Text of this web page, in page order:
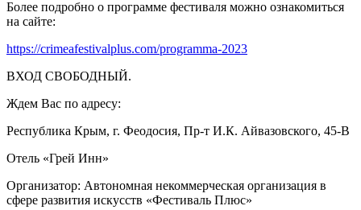
Более подробно о программе фестиваля можно ознакомиться
на сайте:
https://crimeafestivalplus.com/programma-2023
ВХОД СВОБОДНЫЙ.
Ждем Вас по адресу:
Республика Крым, г. Феодосия, Пр-т И.К. Айвазовского, 45-В
Отель «Грей Инн»
Организатор: Автономная некоммерческая организация в
сфере развития искусств «Фестиваль Плюс»